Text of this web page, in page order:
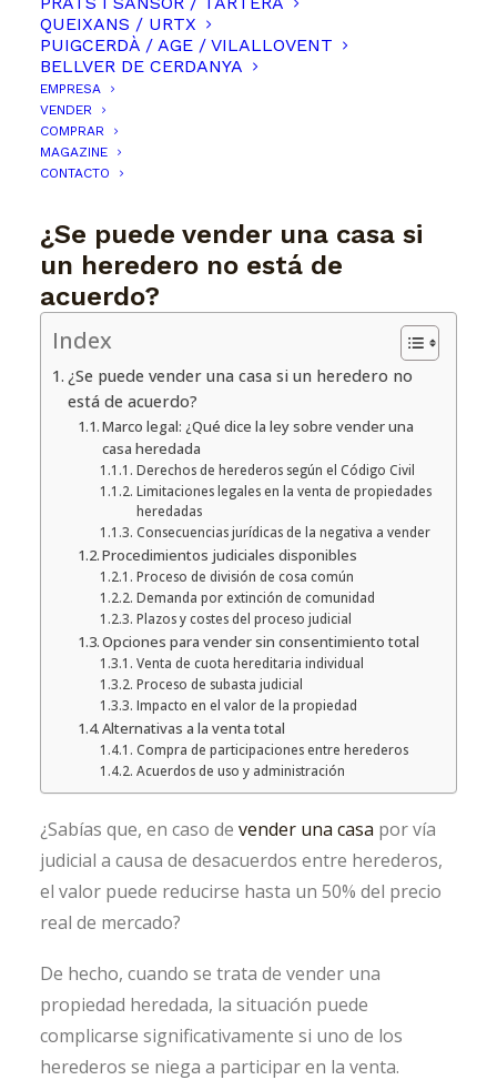
QUEIXANS / URTX
PUIGCERDÀ / AGE / VILALLOVENT
BELLVER DE CERDANYA
EMPRESA
VENDER
COMPRAR
MAGAZINE
CONTACTO
¿Se puede vender una casa si
un heredero no está de
acuerdo?
Index
¿Se puede vender una casa si un heredero no
está de acuerdo?
Marco legal: ¿Qué dice la ley sobre vender una
casa heredada
Derechos de herederos según el Código Civil
Limitaciones legales en la venta de propiedades
heredadas
Consecuencias jurídicas de la negativa a vender
Procedimientos judiciales disponibles
Proceso de división de cosa común
Demanda por extinción de comunidad
Plazos y costes del proceso judicial
Opciones para vender sin consentimiento total
Venta de cuota hereditaria individual
Proceso de subasta judicial
Impacto en el valor de la propiedad
Alternativas a la venta total
Compra de participaciones entre herederos
Acuerdos de uso y administración
¿Sabías que, en caso de vender una casa por vía
judicial a causa de desacuerdos entre herederos,
el valor puede reducirse hasta un 50% del precio
real de mercado?
De hecho, cuando se trata de vender una
propiedad heredada, la situación puede
complicarse significativamente si uno de los
herederos se niega a participar en la venta.